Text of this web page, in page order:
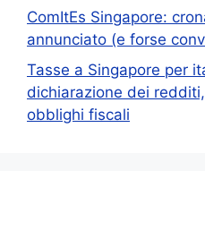
ComItEs Singapore:
annunciato (e forse
Tasse a Singapore per
dichiarazione dei
obblighi fiscali